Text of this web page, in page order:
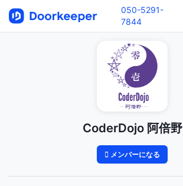
050-5291-
7844
CoderDojo 阿倍野
メンバーになる